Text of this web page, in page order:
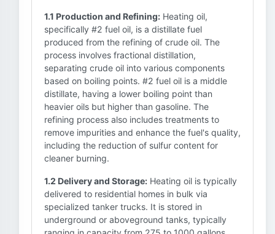
1.1 Production and Refining: Heating oil,
specifically #2 fuel oil, is a distillate fuel
produced from the refining of crude oil. The
process involves fractional distillation,
separating crude oil into various components
based on boiling points. #2 fuel oil is a middle
distillate, having a lower boiling point than
heavier oils but higher than gasoline. The
refining process also includes treatments to
remove impurities and enhance the fuel's quality,
including the reduction of sulfur content for
cleaner burning.
1.2 Delivery and Storage: Heating oil is typically
delivered to residential homes in bulk via
specialized tanker trucks. It is stored in
underground or aboveground tanks, typically